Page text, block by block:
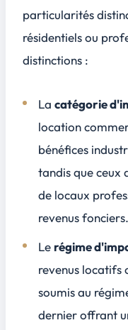
particularités
résidentiels ou
distinctions :
Lacatégorie
location
bénéfices
tandis que ceux
de locaux
revenus fonciers.
Le régime
revenus locatifs
soumis au
dernier offrant